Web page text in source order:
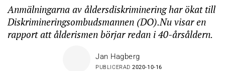
Anmälningarna av åldersdiskriminering har ökat till
Diskrimineringsombudsmannen (DO).Nu visar en
rapport att ålderismen börjar redan i 40-årsåldern.
Jan Hagberg
PUBLICERAD2020-10-16